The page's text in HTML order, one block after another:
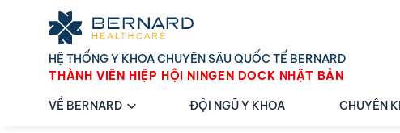
HỆ THỐNG Y KHOA CHUYÊN SÂU QUỐC TẾ BERNARD
THÀNH VIÊN HIỆP HỘI NINGEN DOCK NHẬT BẢN
VỀ BERNARD ĐỘI NGŨ Y KHOA CHUYÊN